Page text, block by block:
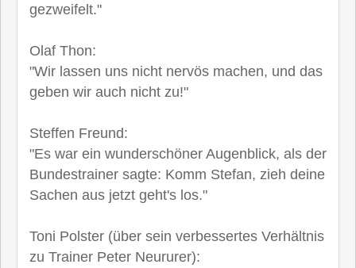
gezweifelt."
Olaf Thon:
"Wir lassen uns nicht nervös machen, und das
geben wir auch nicht zu!"
Steffen Freund:
"Es war ein wunderschöner Augenblick, als der
Bundestrainer sagte: Komm Stefan, zieh deine
Sachen aus jetzt geht's los."
Toni Polster (über sein verbessertes Verhältnis
zu Trainer Peter Neururer):